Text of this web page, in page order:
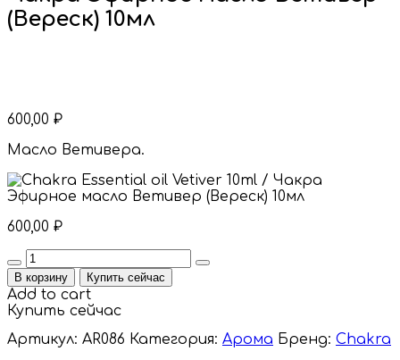
(Вереск) 10мл
600,00 ₽
Масло Ветивера.
600,00 ₽
Quantity
В корзину Купить сейчас
Add to cart
Купить сейчас
Артикул: AR086 Категория: Арома Бренд: Chakra